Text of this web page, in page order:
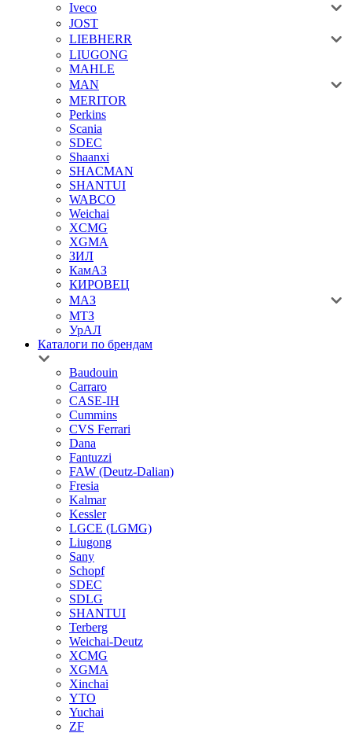
Iveco
JOST
LIEBHERR
LIUGONG
MAHLE
MAN
MERITOR
Perkins
Scania
SDEC
Shaanxi
SHACMAN
SHANTUI
WABCO
Weichai
XCMG
XGMA
ЗИЛ
КамАЗ
КИРОВЕЦ
МАЗ
МТЗ
УрАЛ
Каталоги по брендам
Baudouin
Carraro
CASE-IH
Cummins
CVS Ferrari
Dana
Fantuzzi
FAW (Deutz-Dalian)
Fresia
Kalmar
Kessler
LGCE (LGMG)
Liugong
Sany
Schopf
SDEC
SDLG
SHANTUI
Terberg
Weichai-Deutz
XCMG
XGMA
Xinchai
YTO
Yuchai
ZF